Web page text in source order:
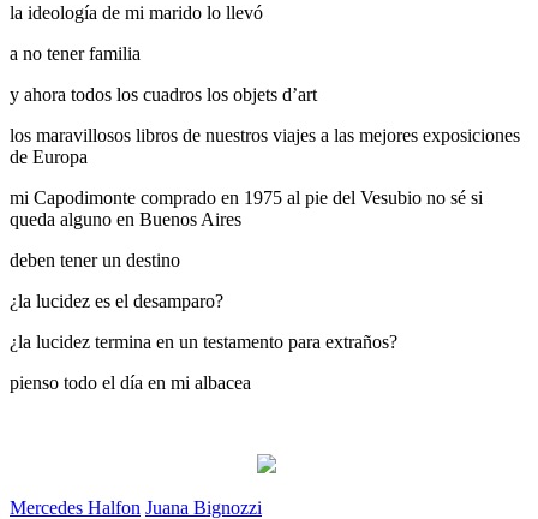
la ideología de mi marido lo llevó
a no tener familia
y ahora todos los cuadros los objets d’art
los maravillosos libros de nuestros viajes a las mejores exposiciones
de Europa
mi Capodimonte comprado en 1975 al pie del Vesubio no sé si
queda alguno en Buenos Aires
deben tener un destino
¿la lucidez es el desamparo?
¿la lucidez termina en un testamento para extraños?
pienso todo el día en mi albacea
Mercedes Halfon Juana Bignozzi